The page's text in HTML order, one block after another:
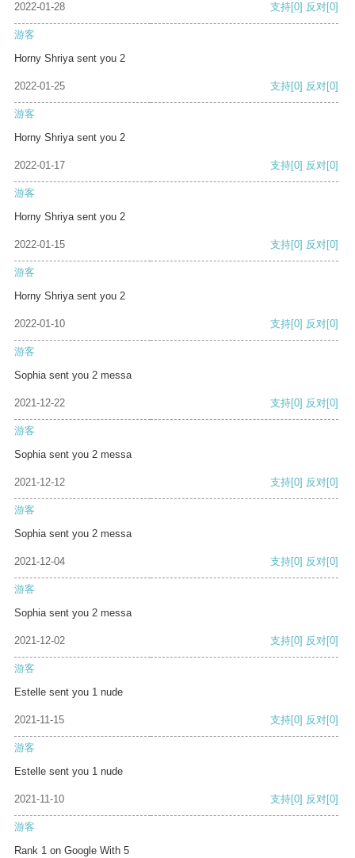
2022-01-28 支持[0] 反对[0]
游客
Horny Shriya sent you 2
2022-01-25 支持[0] 反对[0]
游客
Horny Shriya sent you 2
2022-01-17 支持[0] 反对[0]
游客
Horny Shriya sent you 2
2022-01-15 支持[0] 反对[0]
游客
Horny Shriya sent you 2
2022-01-10 支持[0] 反对[0]
游客
Sophia sent you 2 messa
2021-12-22 支持[0] 反对[0]
游客
Sophia sent you 2 messa
2021-12-12 支持[0] 反对[0]
游客
Sophia sent you 2 messa
2021-12-04 支持[0] 反对[0]
游客
Sophia sent you 2 messa
2021-12-02 支持[0] 反对[0]
游客
Estelle sent you 1 nude
2021-11-15 支持[0] 反对[0]
游客
Estelle sent you 1 nude
2021-11-10 支持[0] 反对[0]
游客
Rank 1 on Google With 5